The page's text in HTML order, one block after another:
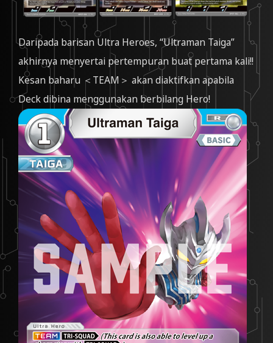
Daripada barisan Ultra Heroes, “Ultraman Taiga”
akhirnya menyertai pertempuran buat pertama kali!!
Kesan baharu ＜TEAM＞ akan diaktifkan apabila
Deck dibina menggunakan berbilang Hero!